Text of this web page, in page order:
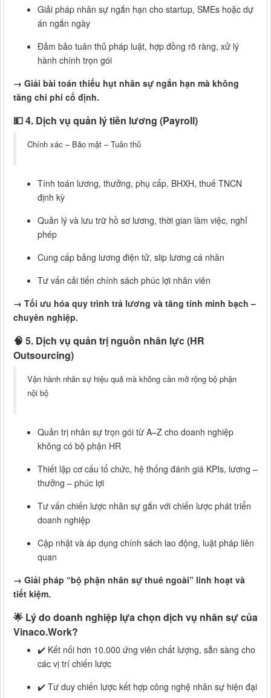
Giải pháp nhân sự ngắn hạn cho startup, SMEs hoặc dự
án ngắn ngày
Đảm bảo tuân thủ pháp luật, hợp đồng rõ ràng, xử lý
hành chính trọn gói
→ Giải bài toán thiếu hụt nhân sự ngắn hạn mà không
tăng chi phí cố định.
💵4. Dịch vụ quản lý tiền lương (Payroll)
Chính xác – Bảo mật – Tuân thủ
Tính toán lương, thưởng, phụ cấp, BHXH, thuế TNCN
định kỳ
Quản lý và lưu trữ hồ sơ lương, thời gian làm việc, nghỉ
phép
Cung cấp bảng lương điện tử, slip lương cá nhân
Tư vấn cải tiến chính sách phúc lợi nhân viên
→ Tối ưu hóa quy trình trả lương và tăng tính minh bạch –
chuyên nghiệp.
🧠 5. Dịch vụ quản trị nguồn nhân lực (HR
Outsourcing)
Vận hành nhân sự hiệu quả mà không cần mở rộng bộ phận
nội bộ
Quản trị nhân sự trọn gói từ A–Z cho doanh nghiệp
không có bộ phận HR
Thiết lập cơ cấu tổ chức, hệ thống đánh giá KPIs, lương –
thưởng – phúc lợi
Tư vấn chiến lược nhân sự gắn với chiến lược phát triển
doanh nghiệp
Cập nhật và áp dụng chính sách lao động, luật pháp liên
quan
→ Giải pháp “bộ phận nhân sự thuê ngoài” linh hoạt và
tiết kiệm.
🌟 Lý do doanh nghiệp lựa chọn dịch vụ nhân sự của
Vinaco.Work?
✔️ Kết nối hơn 10.000 ứng viên chất lượng, sẵn sàng cho
các vị trí chiến lược
✔️ Tư duy chiến lược kết hợp công nghệ nhân sự hiện đại